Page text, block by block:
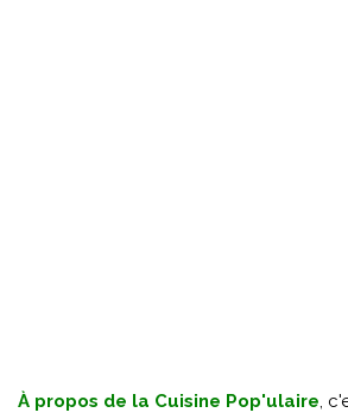
À propos de la Cuisine Pop'ulaire,